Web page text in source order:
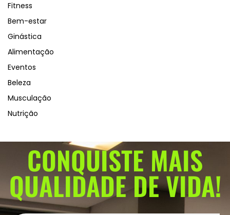
Fitness
Bem-estar
Ginástica
Alimentação
Eventos
Beleza
Musculação
Nutrição
CONQUISTE MAIS
QUALIDADE DE VIDA!